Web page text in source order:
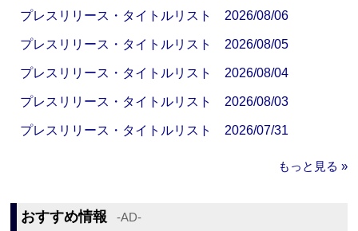
プレスリリース・タイトルリスト 2026/08/06
プレスリリース・タイトルリスト 2026/08/05
プレスリリース・タイトルリスト 2026/08/04
プレスリリース・タイトルリスト 2026/08/03
プレスリリース・タイトルリスト 2026/07/31
もっと見る »
おすすめ情報 ‐AD‐